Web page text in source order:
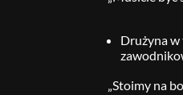
Drużyna w
„Stoimy na